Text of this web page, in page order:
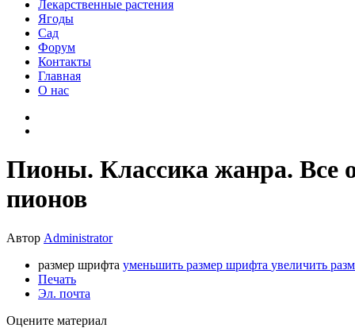
Лекарственные растения
Ягоды
Сад
Форум
Контакты
Главная
О нас
Пионы. Классика жанра. Все
пионов
Автор Administrator
размер шрифта уменьшить размер шрифта увеличить
Печать
Эл. почта
Оцените материал